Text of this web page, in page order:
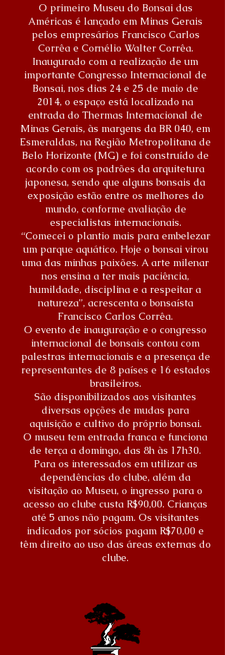
O primeiro Museu do Bonsai das
Américas é lançado em Minas Gerais
pelos empresários Francisco Carlos
Corrêa e Cornélio Walter Corrêa.
Inaugurado com a realização de um
importante Congresso Internacional de
Bonsai, nos dias 24 e 25 de maio de
2014, o espaço está localizado na
entrada do Thermas Internacional de
Minas Gerais, às margens da BR 040, em
Esmeraldas, na Região Metropolitana de
Belo Horizonte (MG) e foi construído de
acordo com os padrões da arquitetura
japonesa, sendo que alguns bonsais da
exposição estão entre os melhores do
mundo, conforme avaliação de
especialistas internacionais.
“Comecei o plantio mais para embelezar
um parque aquático. Hoje o bonsai virou
uma das minhas paixões. A arte milenar
nos ensina a ter mais paciência,
humildade, disciplina e a respeitar a
natureza”, acrescenta o bonsaísta
Francisco Carlos Corrêa.
O evento de inauguração e o congresso
internacional de bonsais contou com
palestras internacionais e a presença de
representantes de 8 países e 16 estados
brasileiros.
São disponibilizados aos visitantes
diversas opções de mudas para
aquisição e cultivo do próprio bonsai.
O museu tem entrada franca e funciona
de terça a domingo, das 8h às 17h30.
Para os interessados em utilizar as
dependências do clube, além da
visitação ao Museu, o ingresso para o
acesso ao clube custa R$90,00. Crianças
até 5 anos não pagam. Os visitantes
indicados por sócios pagam R$70,00 e
têm direito ao uso das áreas externas do
clube.